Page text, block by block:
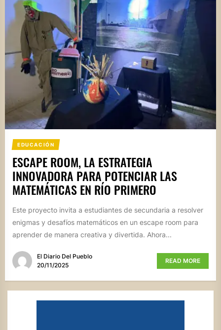
EDUCACIÓN
ESCAPE ROOM, LA ESTRATEGIA
INNOVADORA PARA POTENCIAR LAS
MATEMÁTICAS EN RÍO PRIMERO
Este proyecto invita a estudiantes de secundaria a resolver
enigmas y desafíos matemáticos en un escape room para
aprender de manera creativa y divertida. Ahora...
El Diario Del Pueblo
20/11/2025
READ MORE